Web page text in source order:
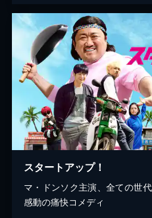
スタートアップ！
マ・ドンソク主演、全ての世
感動の痛快コメディ